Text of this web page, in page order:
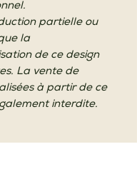
partielle ou
la
de ce design
La vente de
à partir de ce
interdite.